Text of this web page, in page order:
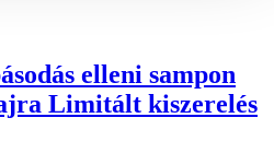
elleni sampon
Limitált kiszerelés